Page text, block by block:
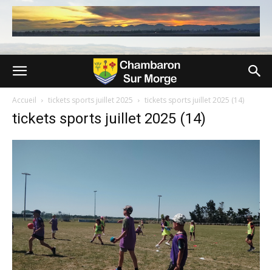
Accueil tickets sports juillet 2025 tickets sports juillet 2025 (14)
tickets sports juillet 2025 (14)